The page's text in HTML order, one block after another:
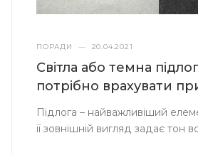
ПОРАДИ — 20.04.2021
Світла або темна
потрібно врахувати
Підлога – найважливіший
її зовнішній вигляд задає тон